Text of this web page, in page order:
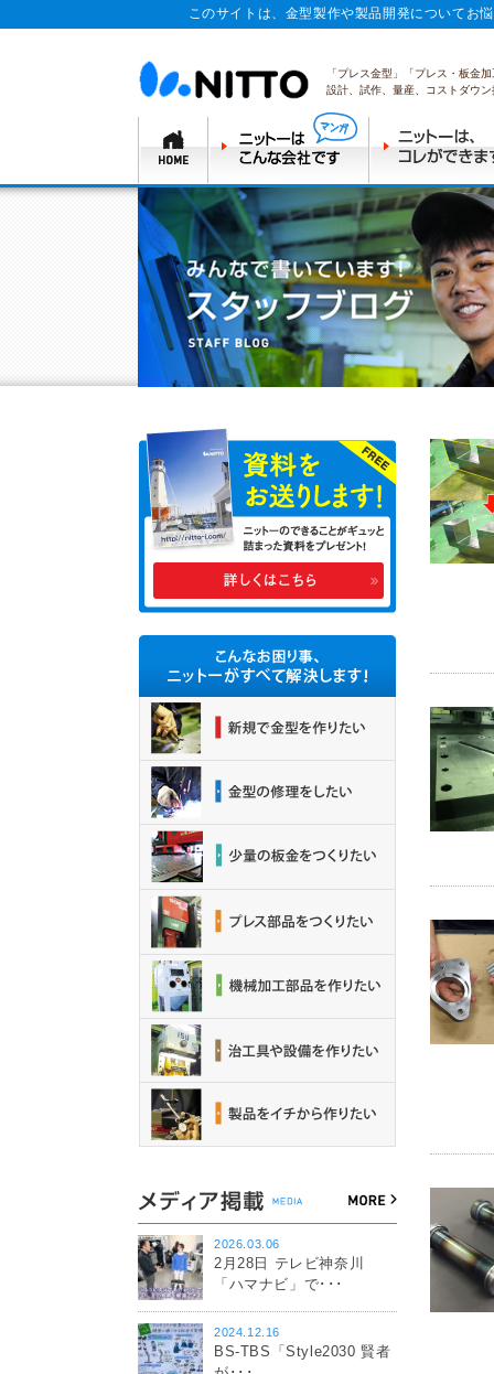
このサイトは、金型製作や製品開発についてお
「プレス金型」「プレス・板金
設計、試作、量産、コストダウ
2026.03.06
2月28日 テレビ神奈川
「ハマナビ」で･･･
2024.12.16
BS-TBS「Style2030 賢者